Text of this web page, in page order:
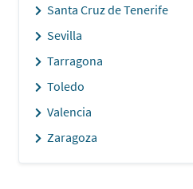
Santa Cruz de Tenerife
Sevilla
Tarragona
Toledo
Valencia
Zaragoza